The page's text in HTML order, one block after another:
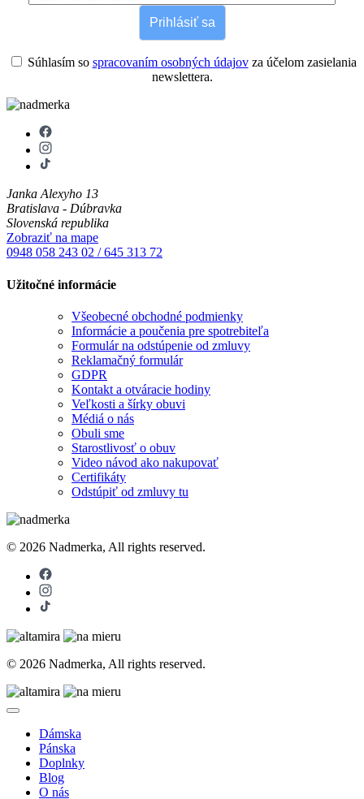
Prihlásiť sa
Súhlasím so spracovaním osobných údajovza účelom zasielania
newslettera.
Janka Alexyho 13
Bratislava - Dúbravka
Slovenská republika
Zobraziť na mape
0948 058 243 02 / 645 313 72
Užitočné informácie
Všeobecné obchodné podmienky
Informácie a poučenia pre spotrebiteľa
Formulár na odstúpenie od zmluvy
Reklamačný formulár
GDPR
Kontakt a otváracie hodiny
Veľkosti a šírky obuvi
Médiá o nás
Obuli sme
Starostlivosť o obuv
Video návod ako nakupovať
Certifikáty
Odstúpiť od zmluvy tu
© 2026 Nadmerka, All rights reserved.
© 2026 Nadmerka, All rights reserved.
Dámska
Pánska
Doplnky
Blog
O nás